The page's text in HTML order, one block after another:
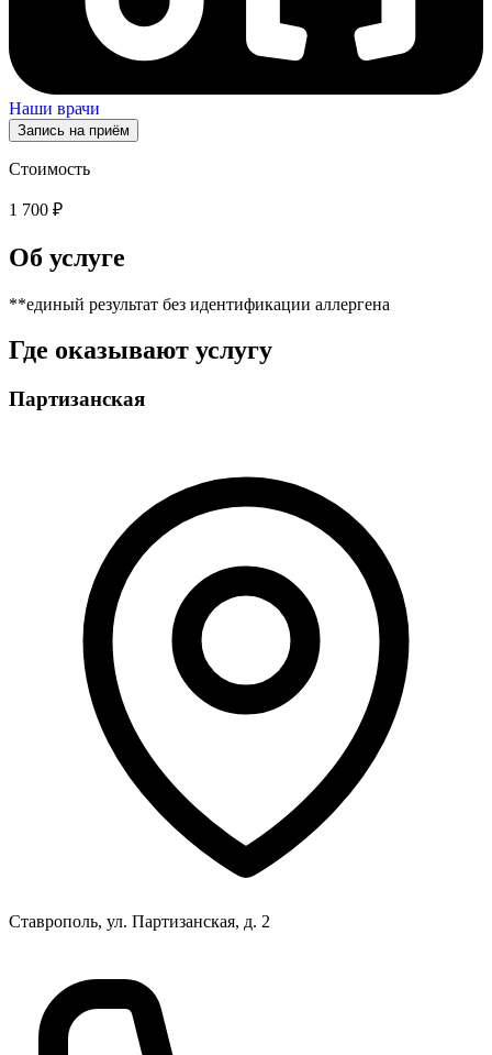
Наши врачи
Запись на приём
Стоимость
1 700 ₽
Об услуге
**единый результат без идентификации аллергена
Где оказывают услугу
Партизанская
Ставрополь, ул. Партизанская, д. 2